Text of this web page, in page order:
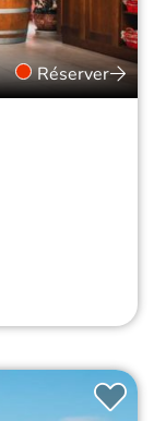
Réserver